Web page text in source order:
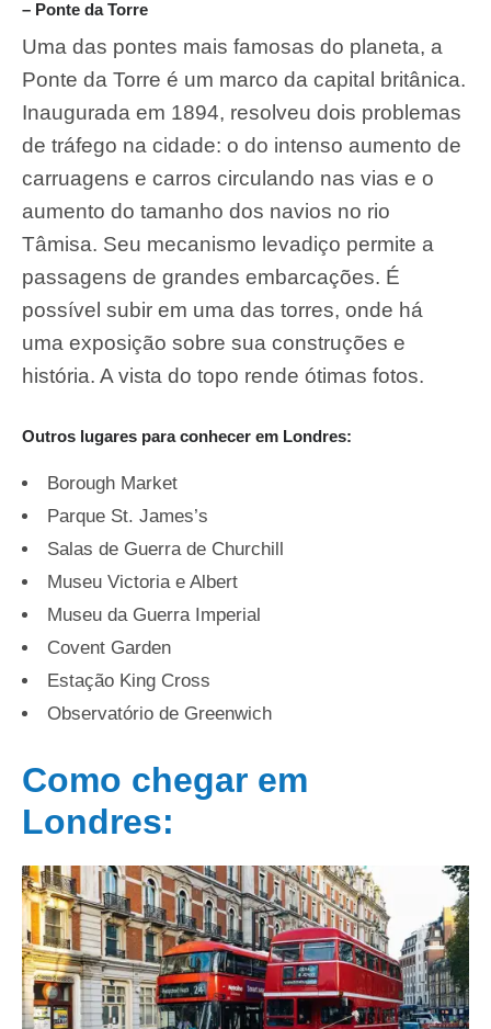
– Ponte da Torre
Uma das pontes mais famosas do planeta, a
Ponte da Torre é um marco da capital britânica.
Inaugurada em 1894, resolveu dois problemas
de tráfego na cidade: o do intenso aumento de
carruagens e carros circulando nas vias e o
aumento do tamanho dos navios no rio
Tâmisa. Seu mecanismo levadiço permite a
passagens de grandes embarcações. É
possível subir em uma das torres, onde há
uma exposição sobre sua construções e
história. A vista do topo rende ótimas fotos.
Outros lugares para conhecer em Londres:
Borough Market
Parque St. James’s
Salas de Guerra de Churchill
Museu Victoria e Albert
Museu da Guerra Imperial
Covent Garden
Estação King Cross
Observatório de Greenwich
Como chegar em
Londres: